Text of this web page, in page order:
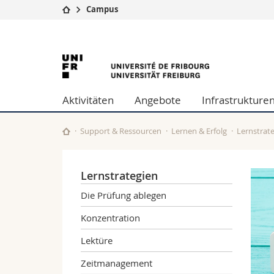
Studium
Campus
Universität
Weiterbildung
Theologische
Philosophische
Fak. für
Math.-Nat. und
Interfakultär
Campus
Universität
Freiburg
Aktivitäten Angebote Infrastrukturen
Support & Ressourcen Lernen & Erfolg
Lernstrategien
Die Prüfung ablegen
Konzentration
Lektüre
Zeitmanagement